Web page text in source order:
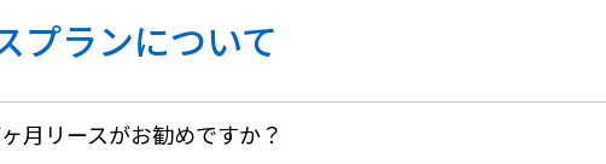
て
返品について
プランについて
月リースがお勧めですか？